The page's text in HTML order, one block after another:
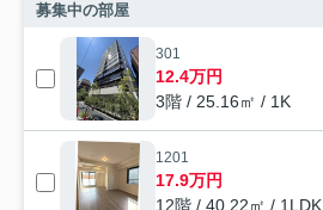
募集中の部屋
301
12.4万円
3階 / 25.16㎡ / 1K
1201
17.9万円
12階 / 40.22㎡ / 1LDK